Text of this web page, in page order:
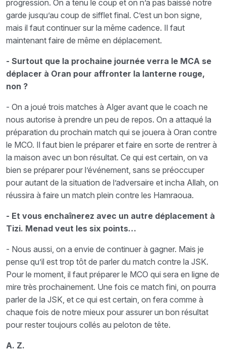
progression. On a tenu le coup et on n’a pas baissé notre
garde jusqu’au coup de sifflet final. C’est un bon signe,
mais il faut continuer sur la même cadence. Il faut
maintenant faire de même en déplacement.
- Surtout que la prochaine journée verra le MCA se
déplacer à Oran pour affronter la lanterne rouge,
non ?
- On a joué trois matches à Alger avant que le coach ne
nous autorise à prendre un peu de repos. On a attaqué la
préparation du prochain match qui se jouera à Oran contre
le MCO. Il faut bien le préparer et faire en sorte de rentrer à
la maison avec un bon résultat. Ce qui est certain, on va
bien se préparer pour l’événement, sans se préoccuper
pour autant de la situation de l’adversaire et incha Allah, on
réussira à faire un match plein contre les Hamraoua.
- Et vous enchaînerez avec un autre déplacement à
Tizi. Menad veut les six points…
- Nous aussi, on a envie de continuer à gagner. Mais je
pense qu’il est trop tôt de parler du match contre la JSK.
Pour le moment, il faut préparer le MCO qui sera en ligne de
mire très prochainement. Une fois ce match fini, on pourra
parler de la JSK, et ce qui est certain, on fera comme à
chaque fois de notre mieux pour assurer un bon résultat
pour rester toujours collés au peloton de tête.
A. Z.